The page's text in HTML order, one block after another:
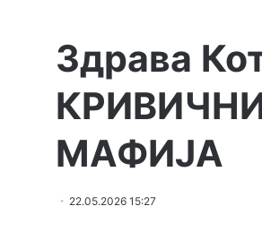
Здрава
МАФИЈА
22.05.2026 15:27